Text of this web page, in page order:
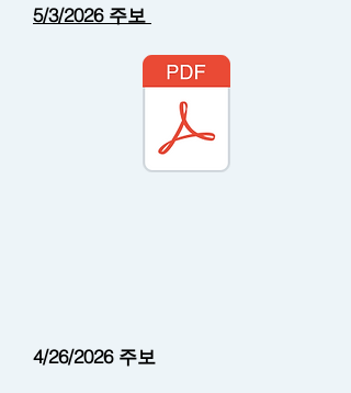
5/3/2026 주보
4/26/2026 주보